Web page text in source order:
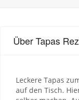
Über Tapas
Leckere Tapas
auf den Tisch.